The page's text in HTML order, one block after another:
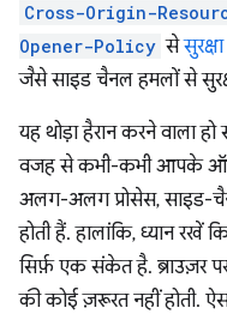
Cross-Origin-
Opener-Policy सेसुरक्षा
जैसे साइड चैनल हमलों से
यह थोड़ा हैरान करने वाला
वजह से कभी-कभी आपके
अलग-अलग प्रोसेस, साइड-
होती हैं. हालांकि, ध्यान रखें
सिर्फ़ एक संकेत है. ब्राउज़र
की कोई ज़रूरत नहीं होती.